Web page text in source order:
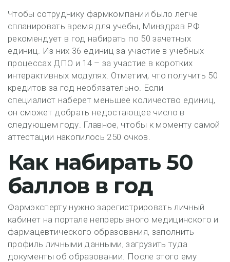
Чтобы сотруднику фармкомпании было легче
спланировать время для учебы, Минздрав РФ
рекомендует в год набирать по 50 зачетных
единиц. Из них 36 единиц за участие в учебных
процессах ДПО и 14 – за участие в коротких
интерактивных модулях. Отметим, что получить 50
кредитов за год необязательно. Если
специалист наберет меньшее количество единиц,
он сможет добрать недостающее число в
следующем году. Главное, чтобы к моменту самой
аттестации накопилось 250 очков.
Как набирать 50
баллов в год
Фармэксперту нужно зарегистрировать личный
кабинет на портале непрерывного медицинского и
фармацевтического образования, заполнить
профиль личными данными, загрузить туда
документы об образовании. После этого ему